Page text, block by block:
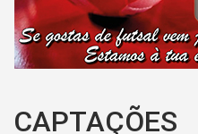
CAPTAÇÕES